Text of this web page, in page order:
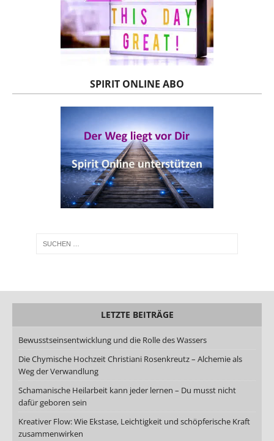
SPIRIT ONLINE ABO
LETZTE BEITRÄGE
Bewusstseinsentwicklung und die Rolle des Wassers
Die Chymische Hochzeit Christiani Rosenkreutz – Alchemie als
Weg der Verwandlung
Schamanische Heilarbeit kann jeder lernen – Du musst nicht
dafür geboren sein
Kreativer Flow: Wie Ekstase, Leichtigkeit und schöpferische Kraft
zusammenwirken